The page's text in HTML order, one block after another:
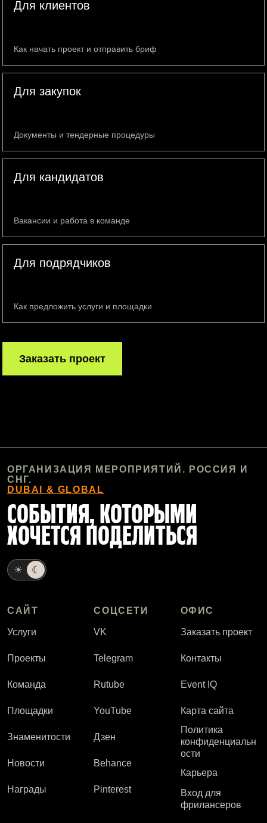
Для клиентов
Как начать проект и отправить бриф
Для закупок
Документы и тендерные процедуры
Для кандидатов
Вакансии и работа в команде
Для подрядчиков
Как предложить услуги и площадки
Заказать проект
ОРГАНИЗАЦИЯ МЕРОПРИЯТИЙ. РОССИЯ И
СНГ.
DUBAI & GLOBAL
СОБЫТИЯ, КОТОРЫМИ
ХОЧЕТСЯ ПОДЕЛИТЬСЯ
☀ ☾
САЙТ
Услуги
Проекты
Команда
Площадки
Знаменитости
Новости
Награды
СОЦСЕТИ
VK
Telegram
Rutube
YouTube
Дзен
Behance
Pinterest
ОФИС
Заказать проект
Контакты
Event IQ
Карта сайта
Политика
конфиденциальн
ости
Карьера
Вход для
фрилансеров